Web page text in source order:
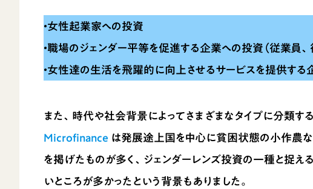
・女性起業家への投資
・職場のジェンダー平等を促進する企業への投資（従業員、
・女性達の生活を飛躍的に向上させるサービスを提供する
また、時代や社会背景によってさまざまなタイプに分類す
Microfinance は発展途上国を中心に貧困状態の小作農
を掲げたものが多く、ジェンダーレンズ投資の一種と捉
いところが多かったという背景もありました。